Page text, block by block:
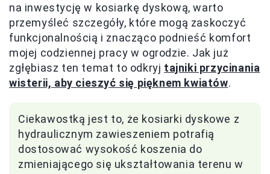
na inwestycję w kosiarkę dyskową, warto
przemyśleć szczegóły, które mogą zaskoczyć
funkcjonalnością i znacząco podnieść komfort
mojej codziennej pracy w ogrodzie. Jak już
zgłębiasz ten temat to odkryj tajniki przycinania
wisterii, aby cieszyć się pięknem kwiatów.
Ciekawostką jest to, że kosiarki dyskowe z
hydraulicznym zawieszeniem potrafią
dostosować wysokość koszenia do
zmieniającego się ukształtowania terenu w